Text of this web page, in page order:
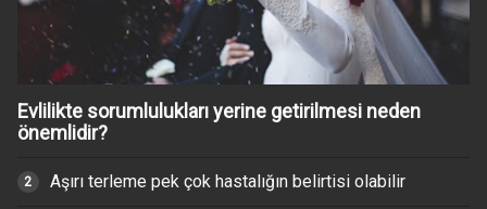
Evlilikte sorumlulukları yerine getirilmesi neden
önemlidir?
Aşırı terleme pek çok hastalığın belirtisi olabilir